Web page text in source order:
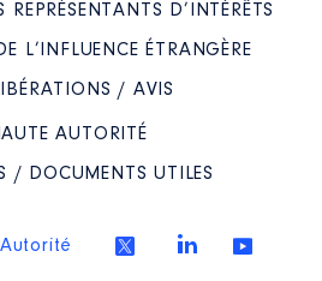
REPRÉSENTANTS D’INTÉRÊTS
L’INFLUENCE ÉTRANGÈRE
/ AVIS
AUTORITÉ
/ DOCUMENTS UTILES